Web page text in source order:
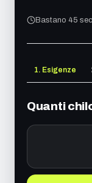
Bastano 45
1. Esigenze
Quanti